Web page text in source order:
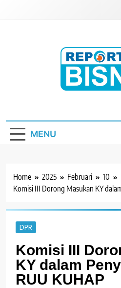
MENU
Home 2025 Februari
10
Komisi III Dorong Masukan KY
DPR
Komisi III
KY dalam
RUU KUHAP